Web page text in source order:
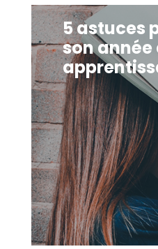
5 astuces
son année
5 astuces pour réussir